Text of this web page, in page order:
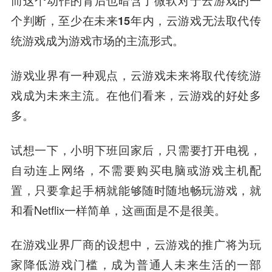
个判断，至少在未来15年内，云游戏无法取代传
统游戏成为游戏市场的主流形式。
游戏业界有一种观点，云游戏未来将取代传统游
戏成为未来主流。在他们看来，云游戏的好处多
多。
试想一下，小明下班回家后，只需要打开电视，
自动连上网络，不需要购买电脑或游戏主机配
置，只要拿起手柄就能够随时随地畅玩游戏，就
和看Netflix一样简单，这画面是不是很美。
在游戏业界厂商的设想中，云游戏的推广将为玩
家降低游戏门槛，成为普通人未来生活的一部